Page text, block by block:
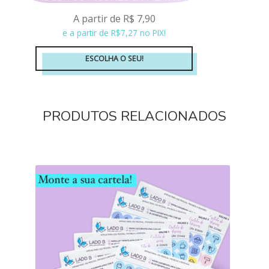
A partir de R$ 7,90
e a partir de R$7,27 no PIX!
ESCOLHA O SEU!
Este
várias
podem
ser
escolhidas
na
página
do
produto
PRODUTOS RELACIONADOS